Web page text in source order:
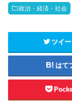
政治・経済・社会
ツイー
はて